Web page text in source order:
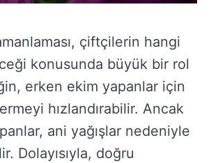
çiftçilerin hangi
konusunda büyük bir rol
erken ekim yapanlar için
hızlandırabilir. Ancak
ani yağışlar nedeniyle
Dolayısıyla, doğru